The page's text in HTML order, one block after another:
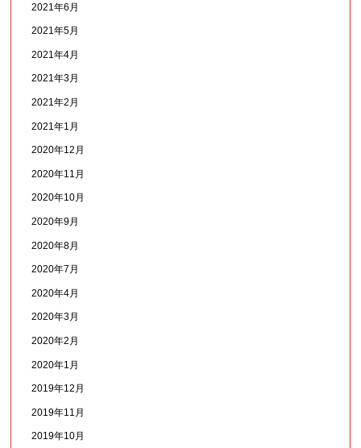
2021年6月
2021年5月
2021年4月
2021年3月
2021年2月
2021年1月
2020年12月
2020年11月
2020年10月
2020年9月
2020年8月
2020年7月
2020年4月
2020年3月
2020年2月
2020年1月
2019年12月
2019年11月
2019年10月